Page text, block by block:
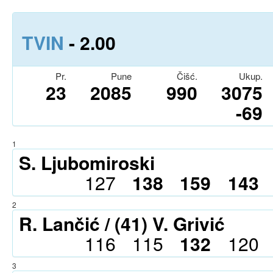
TVIN - 2.00
Pr. Pune Čišć. Ukup.
23 2085 990 3075
-69
1
S. Ljubomiroski
127 138 159 143
2
R. Lančić / (41) V. Grivić
116 115 132 120
3